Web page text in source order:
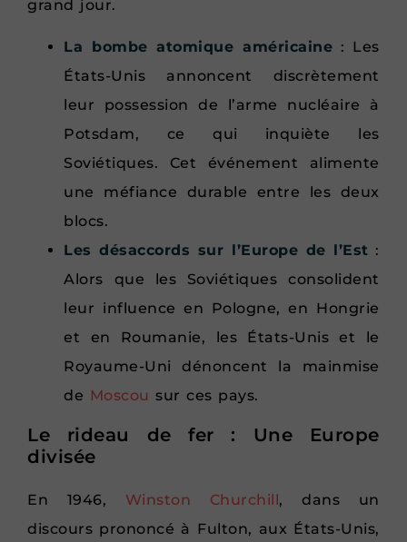
grand jour.
La bombe atomique américaine : Les
États-Unis annoncent discrètement
leur possession de l’arme nucléaire à
Potsdam, ce qui inquiète les
Soviétiques. Cet événement alimente
une méfiance durable entre les deux
blocs.
Les désaccords sur l’Europe de l’Est :
Alors que les Soviétiques consolident
leur influence en Pologne, en Hongrie
et en Roumanie, les États-Unis et le
Royaume-Uni dénoncent la mainmise
de Moscou sur ces pays.
Le rideau de fer : Une Europe
divisée
En 1946, Winston Churchill, dans un
discours prononcé à Fulton, aux États-Unis,